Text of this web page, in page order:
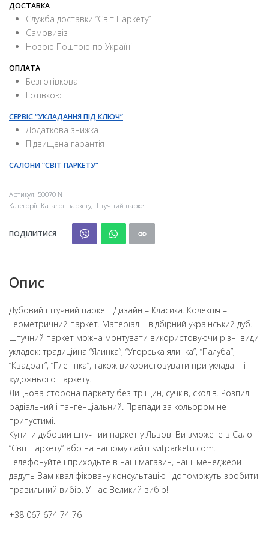
ДОСТАВКА
Служба доставки “Свiт Паркету”
Самовивіз
Новою Поштою по Україні
ОПЛАТА
Безготівкова
Готівкою
СЕРВІС “УКЛАДАННЯ ПІД КЛЮЧ”
Додаткова знижка
Підвищена гарантія
САЛОНИ “СВІТ ПАРКЕТУ”
Артикул: 50070 N
Категорії: Каталог паркету, Штучний паркет
ПОДІЛИТИСЯ
Опис
Дубовий штучний паркет. Дизайн – Класика. Колекція –
Геометричний паркет. Матеріал – відбірний український дуб.
Штучний паркет можна монтувати використовуючи різні види
укладок: традиційна “Ялинка”, “Угорська ялинка”, “Палуба”,
“Квадрат”, “Плетінка”, також використовувати при укладанні
художнього паркету.
Лицьова сторона паркету без тріщин, сучків, сколів. Розпил
радіальний і тангенціальний. Препади за кольором не
припустимі.
Купити дубовий штучний паркет у Львові Ви зможете в Салоні
“Світ паркету” або на нашому сайті svitparketu.com.
Телефонуйте і приходьте в наш магазин, наші менеджери
дадуть Вам кваліфіковану консультацію і допоможуть зробити
правильний вибір. У нас Великий вибір!
+38 067 674 74 76